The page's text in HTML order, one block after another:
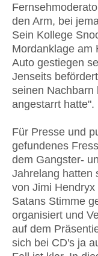
den Arm, bei
Sein Kollege
Mordanklage am
Auto gestiegen
Jenseits
seinen Nachbarn
angestarrt hatte".
Für Presse und
gefundenes
dem Gangster-
Jahrelang hatten
von Jimi
Satans Stimme
organisiert und
auf dem
sich bei CD's ja